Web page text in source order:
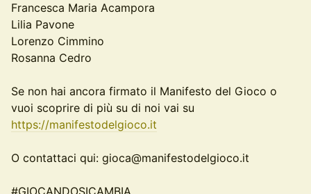
Francesca Maria Acampora
Lilia Pavone
Lorenzo Cimmino
Rosanna Cedro
Se non hai ancora firmato il Manifesto del Gioco o
vuoi scoprire di più su di noi vai su
https://manifestodelgioco.it
O contattaci qui: gioca@manifestodelgioco.it
#GIOCANDOSICAMBIA